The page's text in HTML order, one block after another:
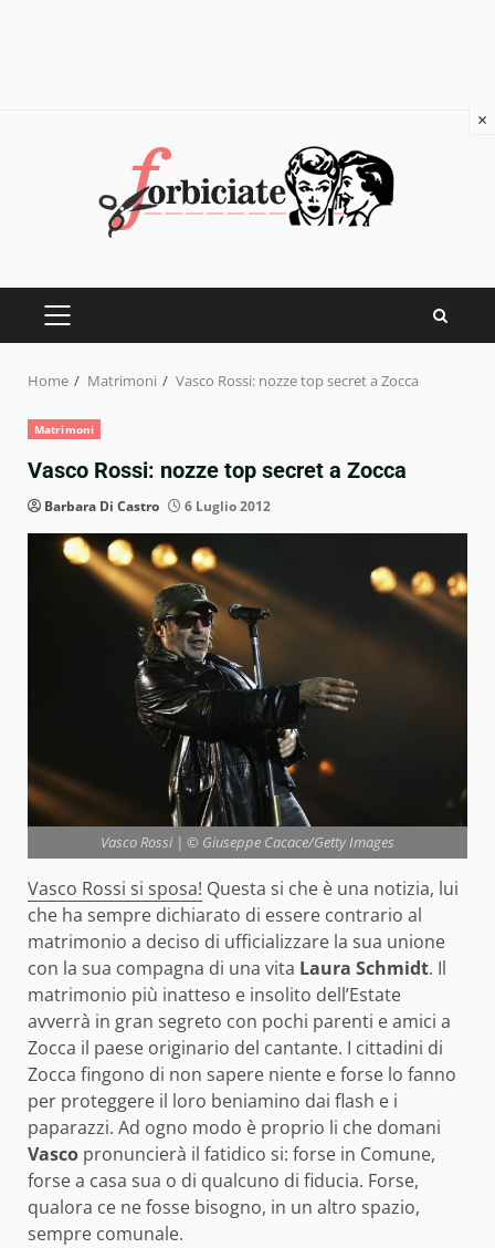
PRIMARY
Home Matrimoni Vasco Rossi: nozze top secret a Zocca
Matrimoni
Vasco Rossi: nozze top secret a Zocca
Barbara Di Castro 6 Luglio 2012
Vasco Rossi | © Giuseppe Cacace/Getty Images
Vasco Rossi si sposa! Questa si che è una notizia, lui
che ha sempre dichiarato di essere contrario al
matrimonio a deciso di ufficializzare la sua unione
con la sua compagna di una vita Laura Schmidt. Il
matrimonio più inatteso e insolito dell’Estate
avverrà in gran segreto con pochi parenti e amici a
Zocca il paese originario del cantante. I cittadini di
Zocca fingono di non sapere niente e forse lo fanno
per proteggere il loro beniamino dai flash e i
paparazzi. Ad ogno modo è proprio li che domani
Vasco pronuncierà il fatidico si: forse in Comune,
forse a casa sua o di qualcuno di fiducia. Forse,
qualora ce ne fosse bisogno, in un altro spazio,
sempre comunale.
×